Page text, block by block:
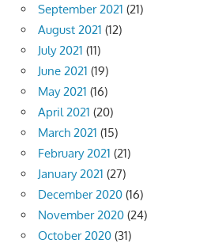
September 2021 (21)
August 2021 (12)
July 2021 (11)
June 2021 (19)
May 2021 (16)
April 2021 (20)
March 2021 (15)
February 2021 (21)
January 2021 (27)
December 2020 (16)
November 2020 (24)
October 2020 (31)